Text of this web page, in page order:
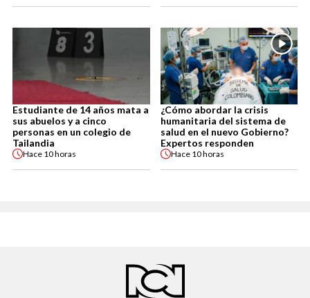
Estudiante de 14 años mata a
sus abuelos y a cinco
personas en un colegio de
Tailandia
Hace 10 horas
¿Cómo abordar la crisis
humanitaria del sistema de
salud en el nuevo Gobierno?
Expertos responden
Hace 10 horas